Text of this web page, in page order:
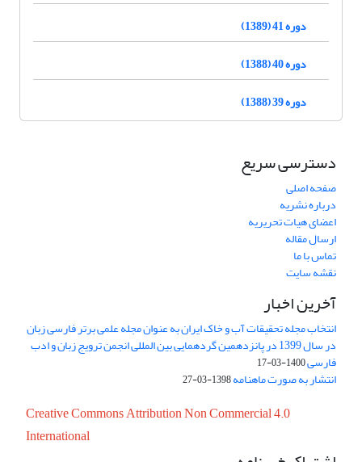
دوره 41 (1389)
دوره 40 (1388)
دوره 39 (1388)
دسترسی سریع
صفحه اصلی
درباره نشریه
اعضای هیات تحریریه
ارسال مقاله
تماس با ما
نقشه سایت
آخرین اخبار
انتخاب مجله تحقیقات آب و خاک ایران به عنوان مجله علمی برتر فارسی زبان
در سال 1399 در پانزدهمین گردهمایی بین المللی انجمن ترویج زبان و ادب
فارسی1400-03-17
انتشار به صورت ماهنامه1398-03-27
Creative Commons Attribution Non Commercial 4.0
International